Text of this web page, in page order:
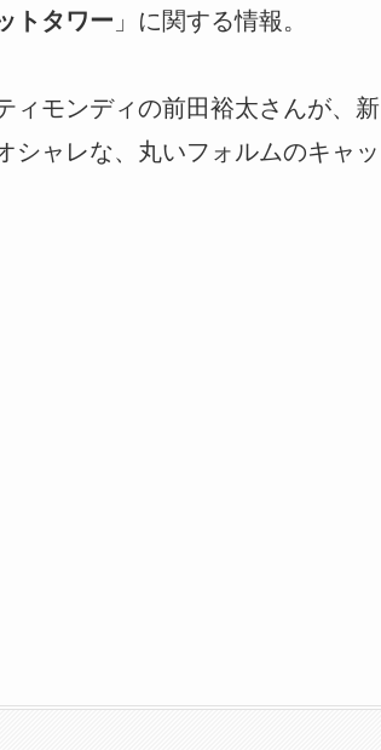
トタワー 」に関する情報。
モンディの前田裕太さんが、
シャレな、丸いフォルムのキャ